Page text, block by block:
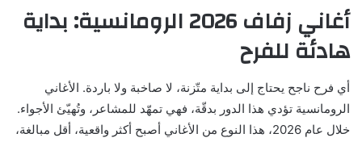
أغاني زفاف 2026 الرومانسية: بداية
هادئة للفرح
أي فرح ناجح يحتاج إلى بداية متّزنة، لا صاخبة ولا باردة. الأغاني
الرومانسية تؤدي هذا الدور بدقّة، فهي تمهّد للمشاعر، وتُهيّئ الأجواء.
خلال عام 2026، هذا النوع من الأغاني أصبح أكثر واقعية، أقل مبالغة،